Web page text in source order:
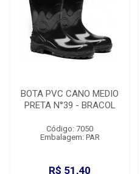
BOTA PVC CANO MEDIO
PRETA N°39 - BRACOL
Código: 7050
Embalagem: PAR
R$ 51,40